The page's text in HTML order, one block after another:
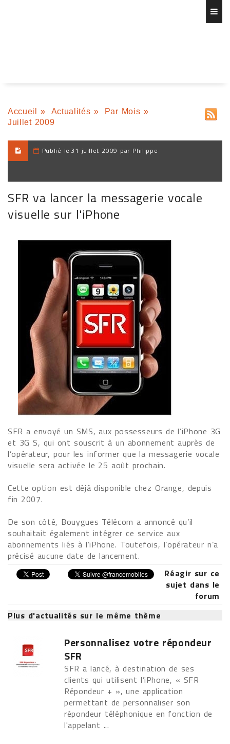
Accueil » Actualités » Par Mois »
Juillet 2009
Publié le 31 juillet 2009 par Philippe
SFR va lancer la messagerie vocale
visuelle sur l'iPhone
SFR a envoyé un SMS, aux possesseurs de l’iPhone 3G
et 3G S, qui ont souscrit à un abonnement auprès de
l’opérateur, pour les informer que la messagerie vocale
visuelle sera activée le 25 août prochain.
Cette option est déjà disponible chez Orange, depuis
fin 2007.
De son côté, Bouygues Télécom a annoncé qu’il
souhaitait également intégrer ce service aux
abonnements liés à l’iPhone. Toutefois, l’opérateur n’a
précisé aucune date de lancement.
Réagir sur ce
sujet dans le
forum
Plus d'actualités sur le même thème
Personnalisez votre répondeur
SFR
SFR a lancé, à destination de ses
clients qui utilisent l’iPhone, « SFR
Répondeur + », une application
permettant de personnaliser son
répondeur téléphonique en fonction de
l'appelant ...